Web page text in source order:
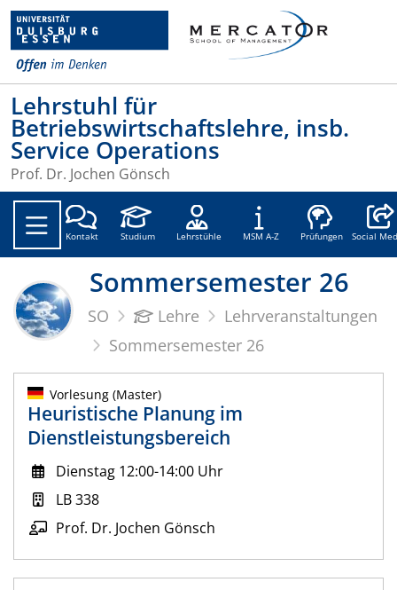
Lehrstuhl für
Betriebswirtschaftslehre, insb.
Service Operations
Prof. Dr. Jochen Gönsch
Kontakt Studium Lehrstühle MSM A-Z Prüfungen Social
Sommersemester 26
SO Lehre
Lehrveranstaltungen
Sommersemester 26
Vorlesung (Master)
Heuristische Planung im
Dienstleistungsbereich
Dienstag 12:00-14:00 Uhr
LB 338
Prof. Dr. Jochen Gönsch